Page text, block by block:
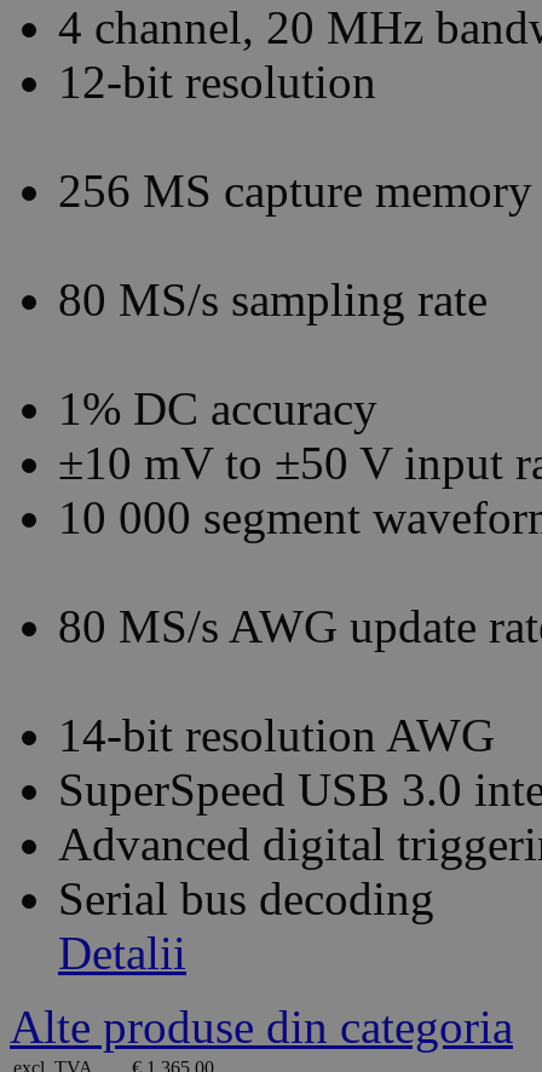
4 channel, 20 MHz
12-bit resolution
256 MS capture memory
80 MS/s sampling rate
1% DC accuracy
±10 mV to ±50 V input
10 000 segment
80 MS/s AWG update
14-bit resolution AWG
SuperSpeed USB 3.0
Advanced digital
Serial bus decoding
Detalii
Alte produse din categoria